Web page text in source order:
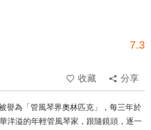
7.3
收藏
分享
譽為「管風琴界奧林匹克」，每三年於
洋溢的年輕管風琴家，跟隨鏡頭，逐一